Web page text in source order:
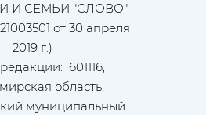
И СЕМЬИ "СЛОВО"
от 30 апреля
2019 г.)
601116,
область,
муниципальный